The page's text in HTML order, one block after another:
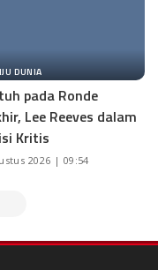
DUNIA
pada Ronde
Lee Reeves dalam
Kritis
2026 | 09:54